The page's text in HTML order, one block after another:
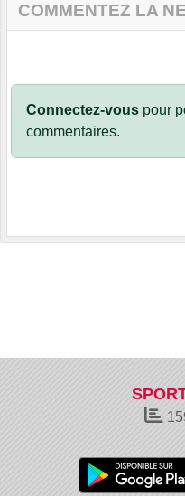
COMMENTEZ LA
Connectez-vous pour
commentaires.